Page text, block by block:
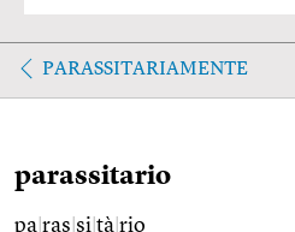
PARASSITARIAMENTE
parassitario
pa ras si tà rio